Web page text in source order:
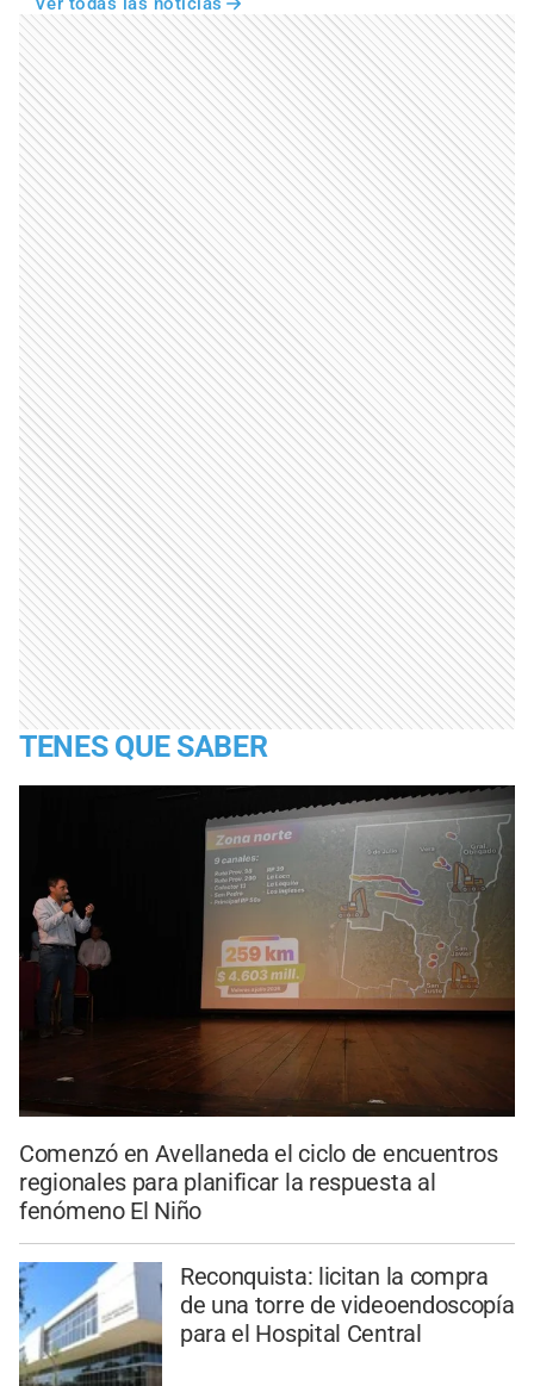
TENES QUE SABER
Comenzó en Avellaneda el ciclo de encuentros
regionales para planificar la respuesta al
fenómeno El Niño
Reconquista: licitan la compra
de una torre de videoendoscopía
para el Hospital Central